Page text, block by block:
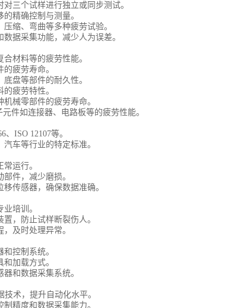
三个试样进行独立或同步测试。
精确控制与测量。
缩、弯曲等多种疲劳试验。
据采集功能，减少人为误差。
材料等的疲劳性能。
疲劳寿命。
盘等部件的耐久性。
疲劳特性。
械零部件的疲劳寿命。
件如连接器、电路板等的疲劳性能。
ISO 12107等。
车等行业的特定标准。
运行。
件，减少磨损。
传感器，确保数据准确。
培训。
，防止试样断裂伤人。
及时处理异常。
控制系统。
加载方式。
和数据采集系统。
术，提升自动化水平。
精度和数据采集能力。